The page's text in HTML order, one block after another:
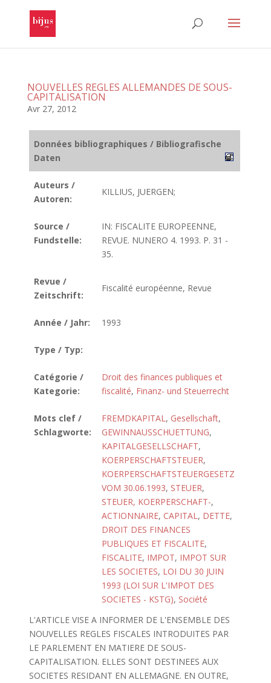
NOUVELLES REGLES ALLEMANDES DE SOUS-
CAPITALISATION
Avr 27, 2012
Données bibliographiques / Bibliografische
Daten
Auteurs /
Autoren:
KILLIUS, JUERGEN;
Source /
Fundstelle:
IN: FISCALITE EUROPEENNE,
REVUE. NUNERO 4. 1993. P. 31 -
35.
Revue /
Zeitschrift:
Fiscalité européenne, Revue
Année / Jahr: 1993
Type / Typ:
Catégorie /
Kategorie:
Droit des finances publiques et
fiscalité, Finanz- und Steuerrecht
Mots clef /
Schlagworte:
FREMDKAPITAL, Gesellschaft,
GEWINNAUSSCHUETTUNG,
KAPITALGESELLSCHAFT,
KOERPERSCHAFTSTEUER,
KOERPERSCHAFTSTEUERGESETZ
VOM 30.06.1993, STEUER,
STEUER, KOERPERSCHAFT-,
ACTIONNAIRE, CAPITAL, DETTE,
DROIT DES FINANCES
PUBLIQUES ET FISCALITE,
FISCALITE, IMPOT, IMPOT SUR
LES SOCIETES, LOI DU 30 JUIN
1993 (LOI SUR L'IMPOT DES
SOCIETES - KSTG), Société
L'ARTICLE VISE A INFORMER DE L'ENSEMBLE DES
NOUVELLES REGLES FISCALES INTRODUITES PAR
LE PARLEMENT EN MATIERE DE SOUS-
CAPITALISATION. ELLES SONT DESTINEES AUX
SOCIETES RESIDANT EN ALLEMAGNE. EN OUTRE,